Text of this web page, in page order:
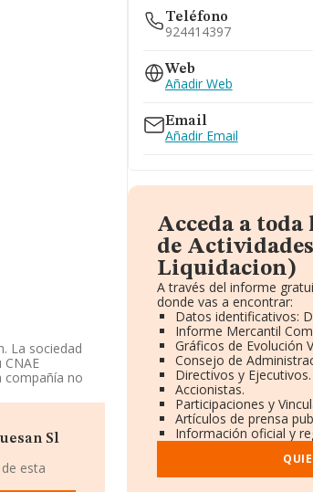
La sociedad
compañía no
Del Rey, en
Sl
esta
Teléfono
924414397
Web
Añadir Web
Email
Añadir Email
Acceda a
de
Liquidacion)
A través del informe
donde vas a encontrar:
Datos identificativos:
Informe Mercantil
Gráficos de Evolución
Consejo de
Directivos y Ejecutivos.
Accionistas.
Participaciones y
Artículos de prensa
Información oficial y